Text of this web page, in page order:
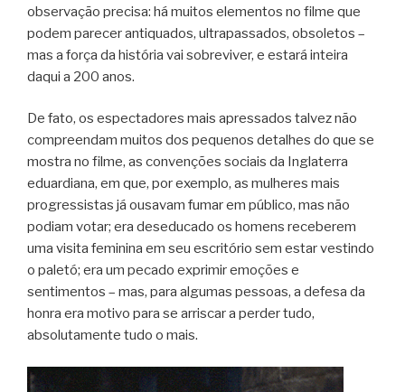
observação precisa: há muitos elementos no filme que
podem parecer antiquados, ultrapassados, obsoletos –
mas a força da história vai sobreviver, e estará inteira
daqui a 200 anos.
De fato, os espectadores mais apressados talvez não
compreendam muitos dos pequenos detalhes do que se
mostra no filme, as convenções sociais da Inglaterra
eduardiana, em que, por exemplo, as mulheres mais
progressistas já ousavam fumar em público, mas não
podiam votar; era deseducado os homens receberem
uma visita feminina em seu escritório sem estar vestindo
o paletó; era um pecado exprimir emoções e
sentimentos – mas, para algumas pessoas, a defesa da
honra era motivo para se arriscar a perder tudo,
absolutamente tudo o mais.